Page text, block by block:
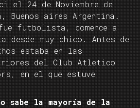
el 24 de Noviembre de
Buenos aires Argentina.
futbolista, comence a
desde muy chico. Antes de
estaba en las
del Club Atletico
en el que estuve
sabe la mayoría de la